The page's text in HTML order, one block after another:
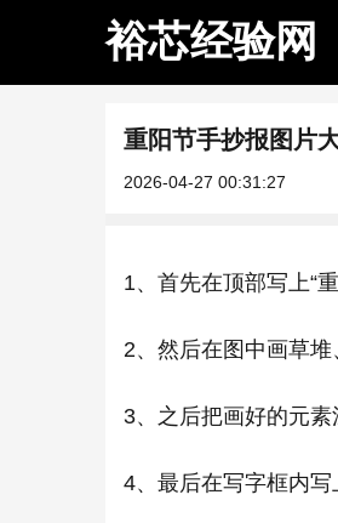
裕芯经验网
重阳节手抄报图片
2026-04-27 00:31:27
1、首先在顶部写上“
2、然后在图中画草堆
3、之后把画好的元素
4、最后在写字框内写